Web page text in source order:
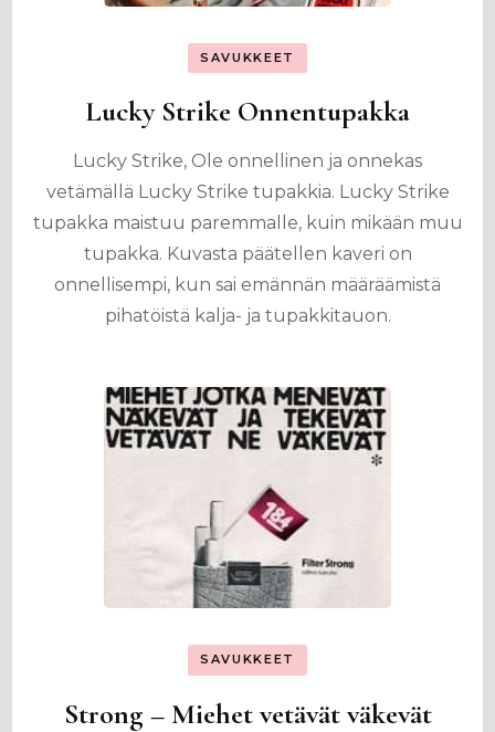
SAVUKKEET
Lucky Strike Onnentupakka
Lucky Strike, Ole onnellinen ja onnekas
vetämällä Lucky Strike tupakkia. Lucky Strike
tupakka maistuu paremmalle, kuin mikään muu
tupakka. Kuvasta päätellen kaveri on
onnellisempi, kun sai emännän määräämistä
pihatöistä kalja- ja tupakkitauon.
SAVUKKEET
Strong – Miehet vetävät väkevät